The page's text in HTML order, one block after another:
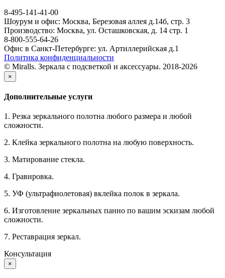
8-495-141-41-00
Шоурум и офис: Москва, Березовая аллея д.14б, стр. 3
Производство: Москва, ул. Осташковская, д. 14 стр. 1
8-800-555-64-26
Офис в Санкт-Петербурге: ул. Артиллерийская д.1
Политика конфиденциальности
© Miralls. Зеркала с подсветкой и аксессуары. 2018-2026
×
Дополнительные услуги
1. Резка зеркального полотна любого размера и любой
сложности.
2. Клейка зеркального полотна на любую поверхность.
3. Матирование стекла.
4. Гравировка.
5. УФ (ультрафиолетовая) вклейка полок в зеркала.
6. Изготовление зеркальных панно по вашим эскизам любой
сложности.
7. Реставрация зеркал.
Консультация
×